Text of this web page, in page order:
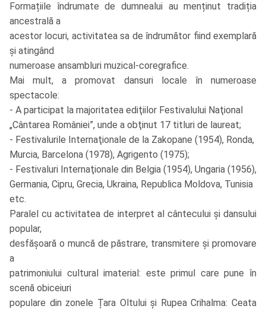
Formațiile îndrumate de dumnealui au menținut tradiția
ancestrală a
acestor locuri, activitatea sa de îndrumător fiind exemplară
și atingând
numeroase ansambluri muzical-coregrafice.
Mai mult, a promovat dansuri locale în numeroase
spectacole:
- A participat la majoritatea ediţiilor Festivalului Naţional
„Cântarea României”, unde a obţinut 17 titluri de laureat;
- Festivalurile Internaţionale de la Zakopane (1954), Ronda,
Murcia, Barcelona (1978), Agrigento (1975);
- Festivaluri Internaţionale din Belgia (1954), Ungaria (1956),
Germania, Cipru, Grecia, Ukraina, Republica Moldova, Tunisia
etc.
Paralel cu activitatea de interpret al cântecului și dansului
popular,
desfășoară o muncă de păstrare, transmitere și promovare
a
patrimoniului cultural imaterial: este primul care pune în
scenă obiceiuri
populare din zonele Țara Oltului și Rupea Crihalma: Ceata